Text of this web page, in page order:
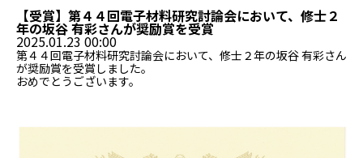
【受賞】第４４回電子材料研究討論会において、修士２
年の坂谷 有彩さんが奨励賞を受賞
2025.01.23 00:00
第４４回電子材料研究討論会において、修士２年の坂谷 有彩さん
が奨励賞を受賞しました。
おめでとうございます。